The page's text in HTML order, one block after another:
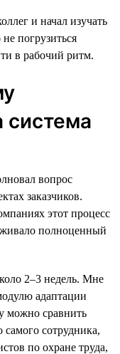
и начал изучать
погрузиться
в рабочий ритм.
система
вопрос
заказчиков.
этот процесс
полноценный
2–3 недель. Мне
адаптации
можно сравнить
самого сотрудника,
по охране труда,